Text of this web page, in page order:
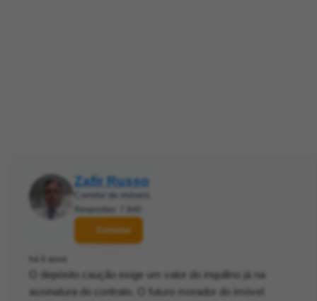
Zafir Russo
Corretor de imóveis
Respostas: 7.840
Contatar
há 6 anos
O depósito caução exige um valor do inquilino já na
assinatura do contrato. O futuro morador do imóvel